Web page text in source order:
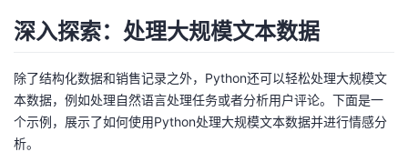
深入探索：处理大规模文本数据
除了结构化数据和销售记录之外，Python还可以轻松处理大规模文
本数据，例如处理自然语言处理任务或者分析用户评论。下面是一
个示例，展示了如何使用Python处理大规模文本数据并进行情感分
析。